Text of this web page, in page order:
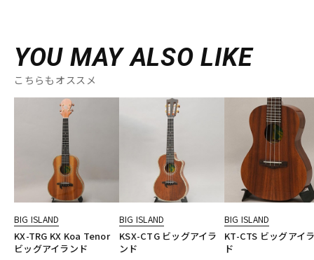
YOU MAY ALSO LIKE
こちらもオススメ
BIG ISLAND
KX-TRG KX Koa Tenor
ビッグアイランド
BIG ISLAND
KSX-CTG ビッグアイラ
ンド
BIG ISLAND
KT-CTS ビッグアイ
ド